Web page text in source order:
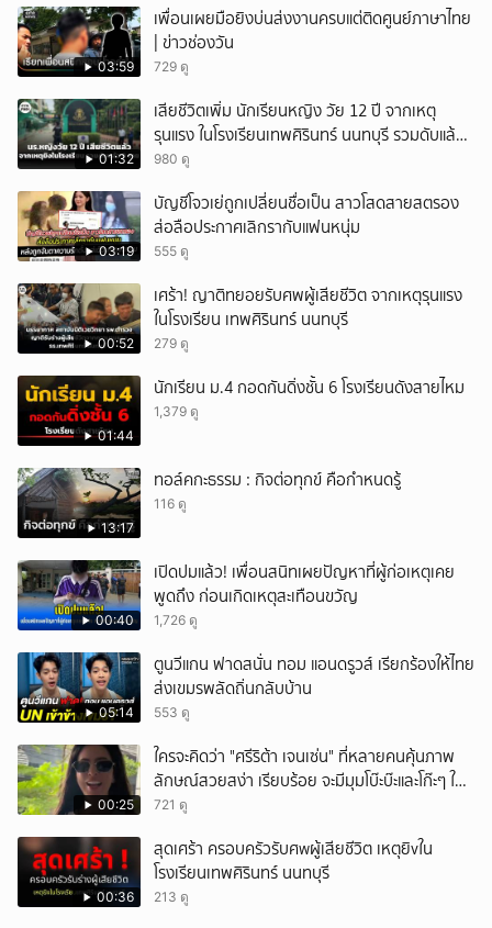
03:59
เพื่อนเผยมือยิงบ่นส่งงานครบแต่ติดศูนย์ภาษาไทย
| ข่าวช่องวัน
729 ดู
01:32
เสียชีวิตเพิ่ม นักเรียนหญิง วัย 12 ปี จากเหตุ
รุนแรง ในโรงเรียนเทพศิรินทร์ นนทบุรี รวมดับแล้ว
9 ราย
980 ดู
03:19
บัญชีโจวเย่ถูกเปลี่ยนชื่อเป็น สาวโสดสายสตรอง
ส่อลือประกาศเลิกรากับแฟนหนุ่ม
555 ดู
00:52
เศร้า! ญาติทยอยรับศพผู้เสียชีวิต จากเหตุรุนแรง
ในโรงเรียน เทพศิรินทร์ นนทบุรี
279 ดู
01:44
นักเรียน ม.4 กอดกันดิ่งชั้น 6 โรงเรียนดังสายไหม
1,379 ดู
13:17
ทอล์คกะธรรม : กิจต่อทุกข์ คือกำหนดรู้
116 ดู
00:40
เปิดปมแล้ว! เพื่อนสนิทเผยปัญหาที่ผู้ก่อเหตุเคย
พูดถึง ก่อนเกิดเหตุสะเทือนขวัญ
1,726 ดู
05:14
ตูนวีแกน ฟาดสนั่น ทอม แอนดรูวส์ เรียกร้องให้ไทย
ส่งเขมรพลัดถิ่นกลับบ้าน
553 ดู
00:25
ใครจะคิดว่า "ศรีริต้า เจนเซ่น" ที่หลายคนคุ้นภาพ
ลักษณ์สวยสง่า เรียบร้อย จะมีมุมโบ๊ะบ๊ะและโก๊ะๆ ให้
ได้อมยิ้มเหมือนกัน งานนี้ทำเอาแฟนๆ ทั้งเอ็นดูทั้ง
721 ดู
00:36
สุดเศร้า ครอบครัวรับศwผู้เสียชีวิต เหตุยิvใน
โรงเรียนเทพศิรินทร์ นนทบุรี
213 ดู